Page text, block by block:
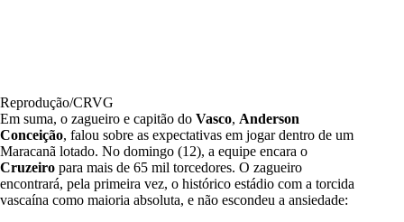
Reprodução/CRVG
Em suma, o zagueiro e capitão do Vasco, Anderson
Conceição, falou sobre as expectativas em jogar dentro de um
Maracanã lotado. No domingo (12), a equipe encara o
Cruzeiro para mais de 65 mil torcedores. O zagueiro
encontrará, pela primeira vez, o histórico estádio com a torcida
vascaína como maioria absoluta, e não escondeu a ansiedade: